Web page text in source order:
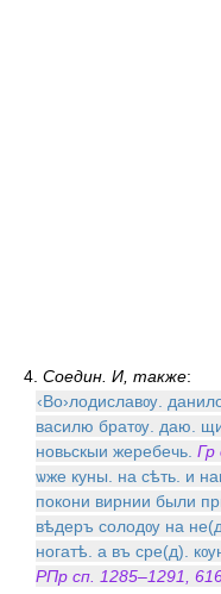
4. Соедин. И, также:
‹Во›лодиславѹ.
василю братѹ. даю.
новьскыи жеребечь. Гр
ѡже куны. на сѣть. и
покони вирнии были
вѣдеръ солодѹ на
ногатѣ. а въ сре(д).
РПр сп. 1285–1291,